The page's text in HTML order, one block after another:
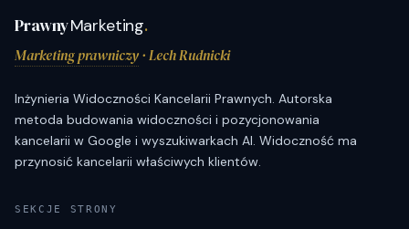
PrawnyMarketing.
Marketing prawniczy· Lech Rudnicki
Inżynieria Widoczności Kancelarii Prawnych. Autorska
metoda budowania widoczności i pozycjonowania
kancelarii w Google i wyszukiwarkach AI. Widoczność ma
przynosić kancelarii właściwych klientów.
SEKCJE STRONY